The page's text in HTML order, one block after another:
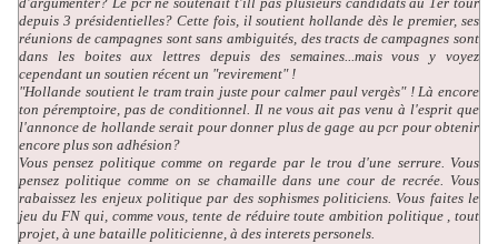
depuis 3 présidentielles? Cette fois, il soutient hollande dès le premier, ses
réunions de campagnes sont sans ambiguités, des tracts de campagnes sont
dans les boites aux lettres depuis des semaines...mais vous y voyez
cependant un soutien récent un "revirement" !
"Hollande soutient le tram train juste pour calmer paul vergès" ! Là encore
ton péremptoire, pas de conditionnel. Il ne vous ait pas venu à l'esprit que
l'annonce de hollande serait pour donner plus de gage au pcr pour obtenir
encore plus son adhésion?
Vous pensez politique comme on regarde par le trou d'une serrure. Vous
pensez politique comme on se chamaille dans une cour de recrée. Vous
rabaissez les enjeux politique par des sophismes politiciens. Vous faites le
jeu du FN qui, comme vous, tente de réduire toute ambition politique , tout
projet, à une bataille politicienne, à des interets personels.